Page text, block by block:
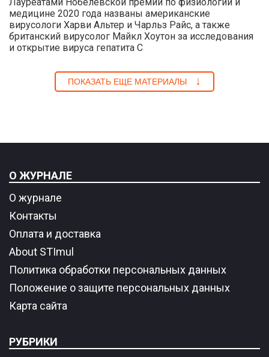
медицине 2020 года названы американские
вирусологи Харви Альтер и Чарльз Райс, а также
британский вирусолог Майкл Хоутон за исследования
и открытие вируса гепатита С
ПОКАЗАТЬ ЕЩЕ МАТЕРИАЛЫ
О ЖУРНАЛЕ
О журнале
Контакты
Оплата и доставка
About STImul
Политика обработки персональных данных
Положение о защите персональных данных
Карта сайта
РУБРИКИ